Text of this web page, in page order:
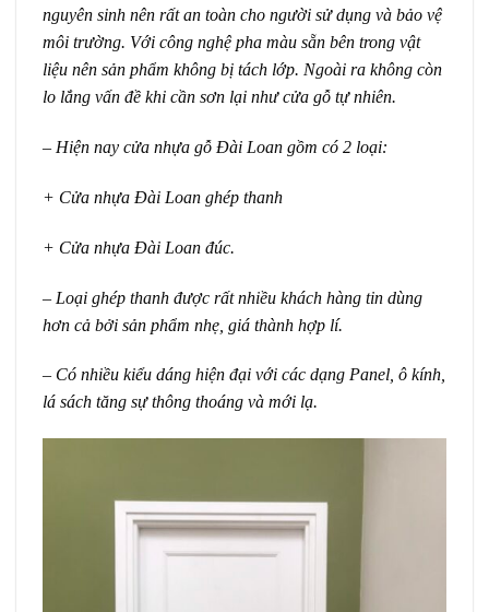
nguyên sinh nên rất an toàn cho người sử dụng và bảo vệ
môi trường. Với công nghệ pha màu sẵn bên trong vật
liệu nên sản phẩm không bị tách lớp. Ngoài ra không còn
lo lắng vấn đề khi cần sơn lại như cửa gỗ tự nhiên.
– Hiện nay cửa nhựa gỗ Đài Loan gồm có 2 loại:
+ Cửa nhựa Đài Loan ghép thanh
+ Cửa nhựa Đài Loan đúc.
– Loại ghép thanh được rất nhiều khách hàng tin dùng
hơn cả bởi sản phẩm nhẹ, giá thành hợp lí.
– Có nhiều kiểu dáng hiện đại với các dạng Panel, ô kính,
lá sách tăng sự thông thoáng và mới lạ.